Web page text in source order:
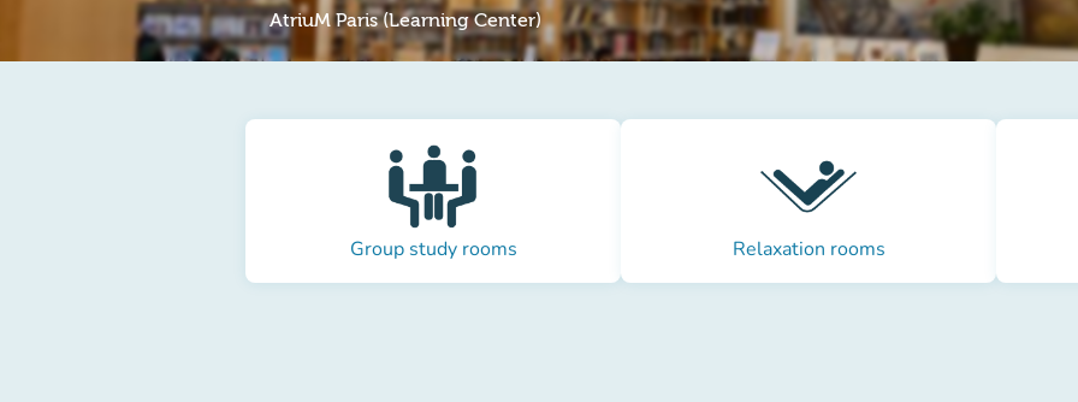
AtriuM Paris (Learning Center)
Group study rooms Relaxation rooms